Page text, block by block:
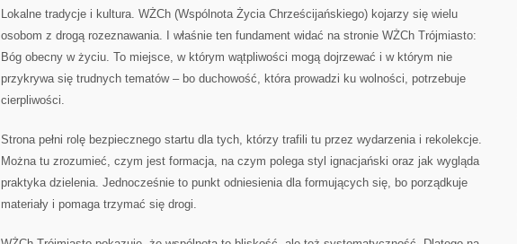
Lokalne tradycje i kultura. WŻCh (Wspólnota Życia Chrześcijańskiego) kojarzy się wielu
osobom z drogą rozeznawania. I właśnie ten fundament widać na stronie WŻCh Trójmiasto:
Bóg obecny w życiu. To miejsce, w którym wątpliwości mogą dojrzewać i w którym nie
przykrywa się trudnych tematów – bo duchowość, która prowadzi ku wolności, potrzebuje
cierpliwości.
Strona pełni rolę bezpiecznego startu dla tych, którzy trafili tu przez wydarzenia i rekolekcje.
Można tu zrozumieć, czym jest formacja, na czym polega styl ignacjański oraz jak wygląda
praktyka dzielenia. Jednocześnie to punkt odniesienia dla formujących się, bo porządkuje
materiały i pomaga trzymać się drogi.